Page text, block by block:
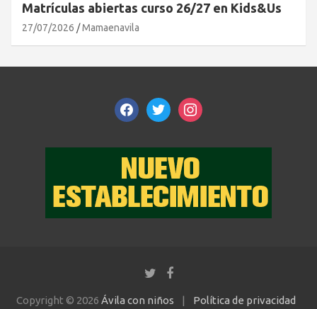
Matrículas abiertas curso 26/27 en Kids&Us
27/07/2026 Mamaenavila
facebooktwitterinstagram
Copyright © 2026 Ávila con niños Política de privacidad